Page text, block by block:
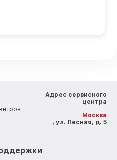
Адрес сервисного
центра
Москва
, ул. Лесная, д. 5